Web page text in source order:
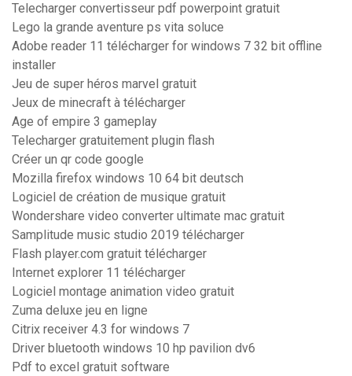
Telecharger convertisseur pdf powerpoint gratuit
Lego la grande aventure ps vita soluce
Adobe reader 11 télécharger for windows 7 32 bit offline
installer
Jeu de super héros marvel gratuit
Jeux de minecraft à télécharger
Age of empire 3 gameplay
Telecharger gratuitement plugin flash
Créer un qr code google
Mozilla firefox windows 10 64 bit deutsch
Logiciel de création de musique gratuit
Wondershare video converter ultimate mac gratuit
Samplitude music studio 2019 télécharger
Flash player.com gratuit télécharger
Internet explorer 11 télécharger
Logiciel montage animation video gratuit
Zuma deluxe jeu en ligne
Citrix receiver 4.3 for windows 7
Driver bluetooth windows 10 hp pavilion dv6
Pdf to excel gratuit software